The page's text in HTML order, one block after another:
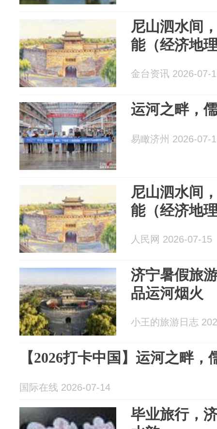
尼山泗水间
能（经济地
金台资讯 2026-07-
运河之畔，
易瞰济州 2026-07-
尼山泗水间
能（经济地
人民网 2026-07-15
济宁暑假旅
品运河烟火
小王的旅游日志
【2026打卡中国】运河之畔
国际在线 2026-07-14
毕业旅行，